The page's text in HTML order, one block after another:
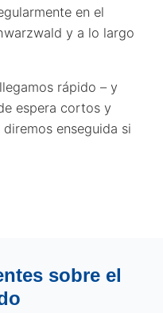
en el
y a lo largo
rápido – y
espera cortos y
enseguida si
sobre el